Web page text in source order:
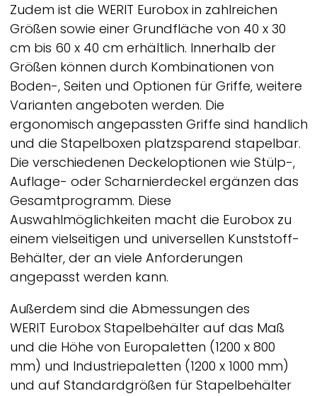
Zudem ist die WERIT Eurobox in zahlreichen
Größen sowie einer Grundfläche von 40 x 30
cm bis 60 x 40 cm erhältlich. Innerhalb der
Größen können durch Kombinationen von
Boden-, Seiten und Optionen für Griffe, weitere
Varianten angeboten werden. Die
ergonomisch angepassten Griffe sind handlich
und die Stapelboxen platzsparend stapelbar.
Die verschiedenen Deckeloptionen wie Stülp-,
Auflage- oder Scharnierdeckel ergänzen das
Gesamtprogramm. Diese
Auswahlmöglichkeiten macht die Eurobox zu
einem vielseitigen und universellen Kunststoff-
Behälter, der an viele Anforderungen
angepasst werden kann.
Außerdem sind die Abmessungen des
WERIT Eurobox Stapelbehälter auf das Maß
und die Höhe von Europaletten (1200 x 800
mm) und Industriepaletten (1200 x 1000 mm)
und auf Standardgrößen für Stapelbehälter